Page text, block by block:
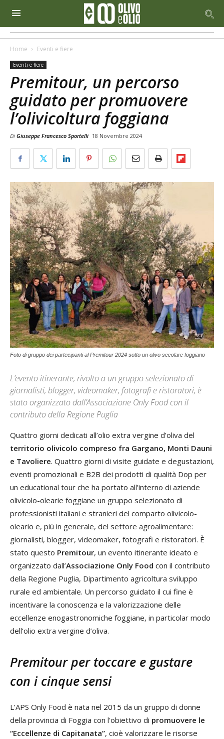
Home Eventi e fiere
Eventi e fiere
Premitour, un percorso
guidato per promuovere
l’olivicoltura foggiana
Di Giuseppe Francesco Sportelli 18 Novembre 2024
Foto di gruppo dei partecipanti al Premitour 2024 sotto un olivo secolare foggiano
L’evento itinerante, rivolto a un gruppo selezionato di
giornalisti, blogger, videomaker, fotografi e ristoratori, è
stato organizzato dall’Associazione Only Food con il
contributo della Regione Puglia
Quattro giorni dedicati all’olio extra vergine d’oliva del
territorio olivicolo compreso fra Gargano, Monti Dauni
e Tavoliere. Quattro giorni di visite guidate e degustazioni,
eventi promozionali e B2B dei prodotti di qualità Dop per
un educational tour che ha portato all’interno di aziende
olivicolo-olearie foggiane un gruppo selezionato di
professionisti italiani e stranieri del comparto olivicolo-
oleario e, più in generale, del settore agroalimentare:
giornalisti, blogger, videomaker, fotografi e ristoratori. È
stato questo Premitour, un evento itinerante ideato e
organizzato dall’Associazione Only Food con il contributo
della Regione Puglia, Dipartimento agricoltura sviluppo
rurale ed ambientale. Un percorso guidato il cui fine è
incentivare la conoscenza e la valorizzazione delle
eccellenze enogastronomiche foggiane, in particolar modo
dell’olio extra vergine d’oliva.
Premitour per toccare e gustare
con i cinque sensi
L’APS Only Food è nata nel 2015 da un gruppo di donne
della provincia di Foggia con l'obiettivo di promuovere le
“Eccellenze di Capitanata”, cioè valorizzare le risorse